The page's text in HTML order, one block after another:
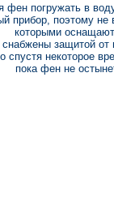
фен погружать в
прибор, поэтому не
которыми
защитой от
спустя некоторое
пока фен не